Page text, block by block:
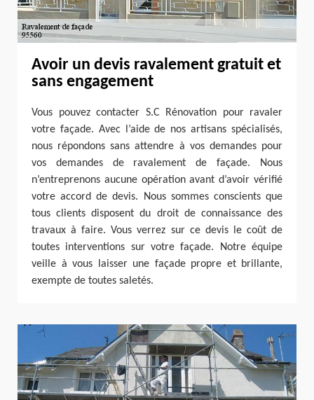
Avoir un devis ravalement gratuit et
sans engagement
Vous pouvez contacter S.C Rénovation pour ravaler
votre façade. Avec l’aide de nos artisans spécialisés,
nous répondons sans attendre à vos demandes pour
vos demandes de ravalement de façade. Nous
n’entreprenons aucune opération avant d’avoir vérifié
votre accord de devis. Nous sommes conscients que
tous clients disposent du droit de connaissance des
travaux à faire. Vous verrez sur ce devis le coût de
toutes interventions sur votre façade. Notre équipe
veille à vous laisser une façade propre et brillante,
exempte de toutes saletés.